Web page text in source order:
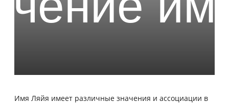
Имя Ляйя имеет различные значения и ассоциации в